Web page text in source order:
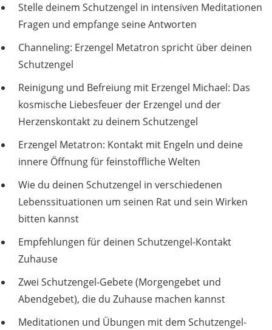
Stelle deinem Schutzengel in intensiven Meditationen
Fragen und empfange seine Antworten
Channeling: Erzengel Metatron spricht über deinen
Schutzengel
Reinigung und Befreiung mit Erzengel Michael: Das
kosmische Liebesfeuer der Erzengel und der
Herzenskontakt zu deinem Schutzengel
Erzengel Metatron: Kontakt mit Engeln und deine
innere Öffnung für feinstoffliche Welten
Wie du deinen Schutzengel in verschiedenen
Lebenssituationen um seinen Rat und sein Wirken
bitten kannst
Empfehlungen für deinen Schutzengel-Kontakt
Zuhause
Zwei Schutzengel-Gebete (Morgengebet und
Abendgebet), die du Zuhause machen kannst
Meditationen und Übungen mit dem Schutzengel-